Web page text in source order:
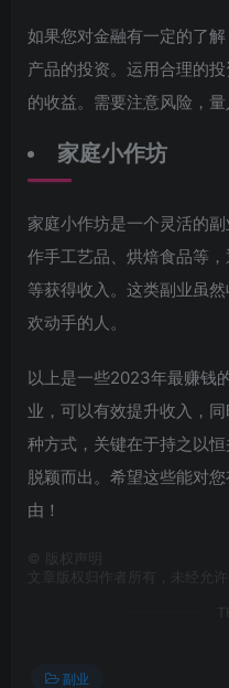
如果您对金融有一定的了
产品的投资。运用合理的
的收益。需要注意风险，量
家庭小作坊
家庭小作坊是一个灵活的
作手工艺品、烘焙食品等
等获得收入。这类副业虽
欢动手的人。
以上是一些2023年最赚钱
业，可以有效提升收入，
种方式，关键在于持之以
脱颖而出。希望这些能对
由！
©
版权声明
文章版权归作者所有，未经允许
副业